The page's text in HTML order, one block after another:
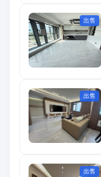
出售
出售
出售